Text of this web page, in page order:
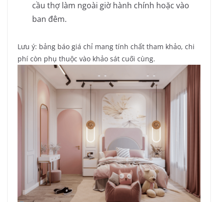
cầu thợ làm ngoài giờ hành chính hoặc vào
ban đêm.
Lưu ý: bảng báo giá chỉ mang tính chất tham khảo, chi
phí còn phụ thuộc vào khảo sát cuối cùng.